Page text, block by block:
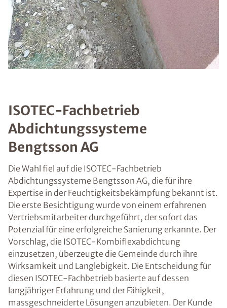
ISOTEC-Fachbetrieb
Abdichtungssysteme
Bengtsson AG
Die Wahl fiel auf die ISOTEC-Fachbetrieb
Abdichtungssysteme Bengtsson AG, die für ihre
Expertise in der Feuchtigkeitsbekämpfung bekannt ist.
Die erste Besichtigung wurde von einem erfahrenen
Vertriebsmitarbeiter durchgeführt, der sofort das
Potenzial für eine erfolgreiche Sanierung erkannte. Der
Vorschlag, die ISOTEC-Kombiflexabdichtung
einzusetzen, überzeugte die Gemeinde durch ihre
Wirksamkeit und Langlebigkeit. Die Entscheidung für
diesen ISOTEC-Fachbetrieb basierte auf dessen
langjähriger Erfahrung und der Fähigkeit,
massgeschneiderte Lösungen anzubieten. Der Kunde